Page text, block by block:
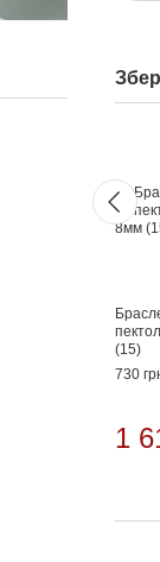
(15)
730
1